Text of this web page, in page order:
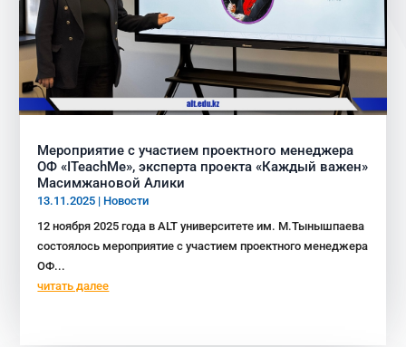
Мероприятие с участием проектного менеджера
ОФ «ITeachMe», эксперта проекта «Каждый важен»
Масимжановой Алики
13.11.2025 | Новости
12 ноября 2025 года в ALT университете им. М.Тынышпаева
состоялось мероприятие с участием проектного менеджера
ОФ...
читать далее